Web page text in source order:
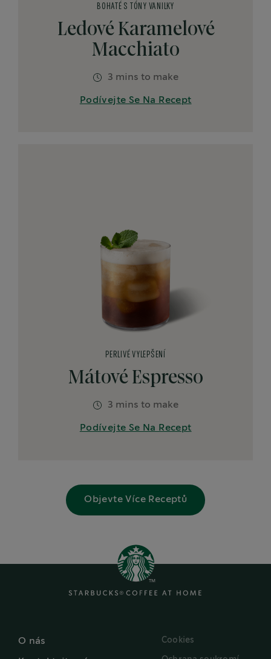
Ledové Karamelové
Macchiato
BOHATÉ S TÓNY VANILKY
3 mins to make
Podívejte Se Na Recept
Mátové Espresso
PERLIVÉ VYLEPŠENÍ
3 mins to make
Podívejte Se Na Recept
Objevte Více Receptů
O nás Cookies